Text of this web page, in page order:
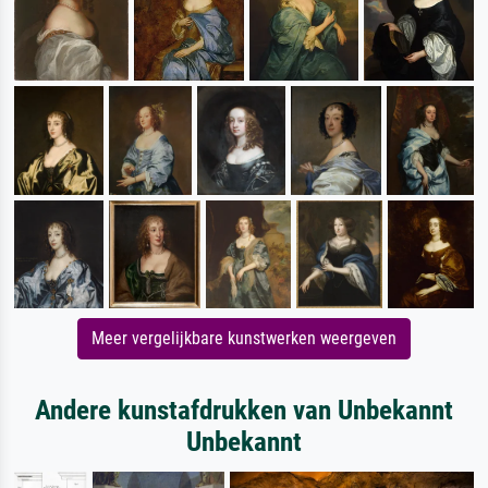
Meer vergelijkbare kunstwerken weergeven
Andere kunstafdrukken van Unbekannt
Unbekannt